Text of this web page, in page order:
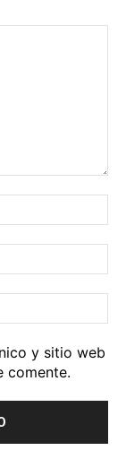
y sitio web
comente.